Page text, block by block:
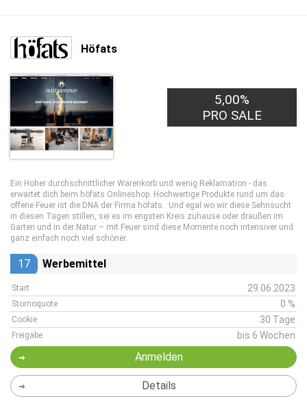
Höfats
5,00%
PRO SALE
Ein Hoher durchschnittlicher Warenkorb und wenig Reklamation - das
erwartet dich beim höfats Onlineshop. Hochwertige Produkte rund um das
offene Feuer ist die DNA der Firma höfats. Und egal wo wir diese Sehnsucht
in diesen Tagen stillen, sei es im engsten Kreis zuhause oder draußen im
Garten und in der Natur – mit Feuer sind diese Momente noch intensiver und
ganz einfach noch viel schöner.
17 Werbemittel
Start 29.06.2023
Stornoquote 0 %
Cookie 30 Tage
Freigabe bis 6 Wochen
Anmelden
Details